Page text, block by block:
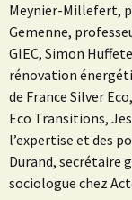
Meynier-Millefert,
Gemenne,
GIEC, Simon
rénovation
de France Silver
Eco Transitions,
l’expertise et des
Durand, secrétaire
sociologue chez